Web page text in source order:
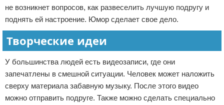
не возникнет вопросов, как развеселить лучшую подругу и
поднять ей настроение. Юмор сделает свое дело.
Творческие идеи
У большинства людей есть видеозаписи, где они
запечатлены в смешной ситуации. Человек может наложить
сверху материала забавную музыку. После этого видео
можно отправить подруге. Также можно сделать специально